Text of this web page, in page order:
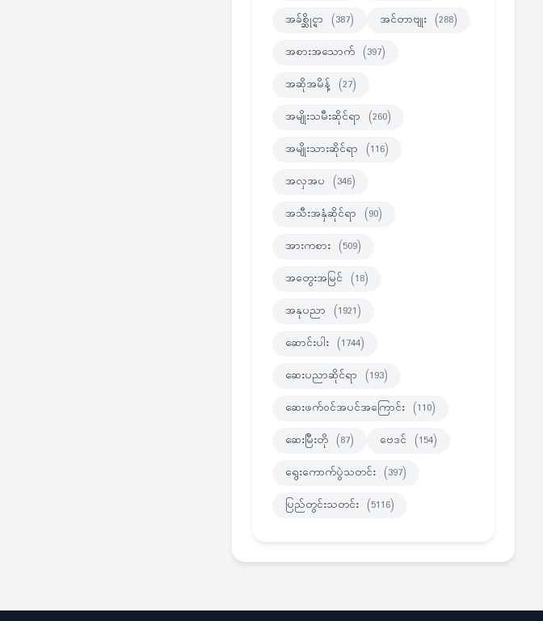
အခ်စ္ဆိုင္ရာ (387) အင်တာဗျုး (288)
အစားအသောက် (397)
အဆိုအမိန့် (27)
အမျိုးသမီးဆိုင်ရာ (260)
အမျိုးသားဆိုင်ရာ (116)
အလှအပ (346)
အသီးအနှံဆိုင်ရာ (90)
အားကစား (509)
အတွေးအမြင် (18)
အနုပညာ (1921)
ဆောင်းပါး (1744)
ဆေးပညာဆိုင်ရာ (193)
ဆေးဖက်ဝင်အပင်အကြောင်း (110)
ဆေးမြီးတို (87) ဗေဒင် (154)
ရွေးကောက်ပွဲသတင်း (397)
ပြည်တွင်းသတင်း (5116)